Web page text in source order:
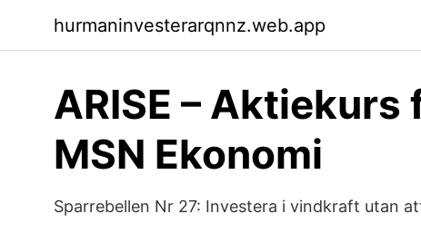
hurmaninvesterarqnnz.web.app
ARISE – Aktiekurs
MSN Ekonomi
Sparrebellen Nr 27: Investera i vindkraft utan